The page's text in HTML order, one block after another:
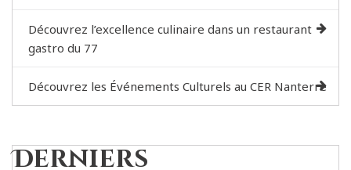
Découvrez l’excellence culinaire dans un restaurant
gastro du 77
Découvrez les Événements Culturels au CER Nanterre
Derniers